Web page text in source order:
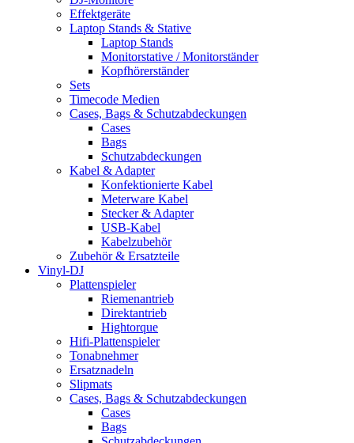
Effektgeräte
Laptop Stands & Stative
Laptop Stands
Monitorstative / Monitorständer
Kopfhörerständer
Sets
Timecode Medien
Cases, Bags & Schutzabdeckungen
Cases
Bags
Schutzabdeckungen
Kabel & Adapter
Konfektionierte Kabel
Meterware Kabel
Stecker & Adapter
USB-Kabel
Kabelzubehör
Zubehör & Ersatzteile
Vinyl-DJ
Plattenspieler
Riemenantrieb
Direktantrieb
Hightorque
Hifi-Plattenspieler
Tonabnehmer
Ersatznadeln
Slipmats
Cases, Bags & Schutzabdeckungen
Cases
Bags